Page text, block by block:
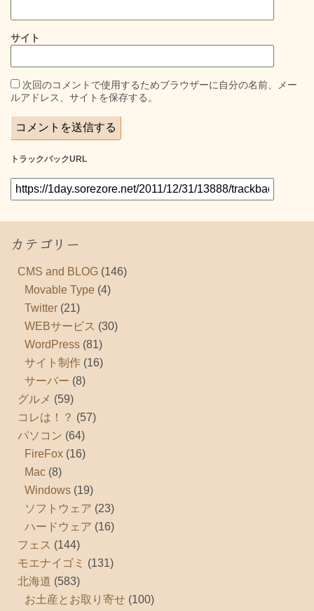
サイト
次回のコメントで使用するためブラウザーに自分の名前、メー
ルアドレス、サイトを保存する。
トラックバックURL
カテゴリー
CMS and BLOG (146)
Movable Type (4)
Twitter (21)
WEBサービス (30)
WordPress (81)
サイト制作 (16)
サーバー (8)
グルメ (59)
コレは！？ (57)
パソコン (64)
FireFox (16)
Mac (8)
Windows (19)
ソフトウェア (23)
ハードウェア (16)
フェス (144)
モエナイゴミ (131)
北海道 (583)
お土産とお取り寄せ (100)